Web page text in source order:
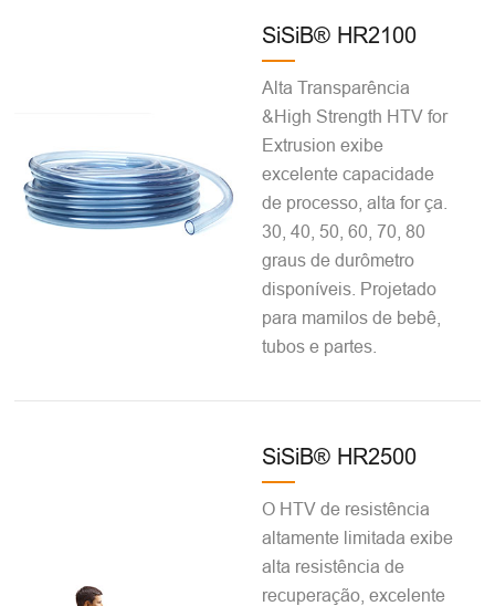
SiSiB® HR2100
Alta Transparência
&High Strength HTV for
Extrusion exibe
excelente capacidade
de processo, alta for ça.
30, 40, 50, 60, 70, 80
graus de durômetro
disponíveis. Projetado
para mamilos de bebê,
tubos e partes.
SiSiB® HR2500
O HTV de resistência
altamente limitada exibe
alta resistência de
recuperação, excelente